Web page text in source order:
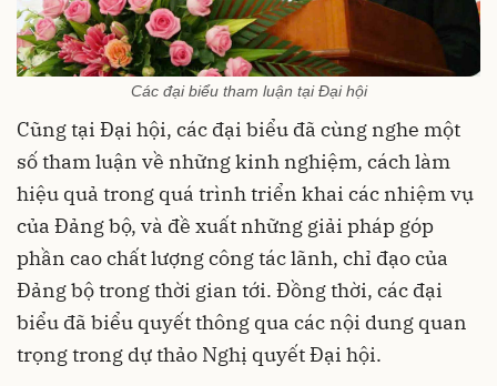
Các đại biểu tham luận tại Đại hội
Cũng tại Đại hội, các đại biểu đã cùng nghe một
số tham luận về những kinh nghiệm, cách làm
hiệu quả trong quá trình triển khai các nhiệm vụ
của Đảng bộ, và đề xuất những giải pháp góp
phần cao chất lượng công tác lãnh, chỉ đạo của
Đảng bộ trong thời gian tới. Đồng thời, các đại
biểu đã biểu quyết thông qua các nội dung quan
trọng trong dự thảo Nghị quyết Đại hội.